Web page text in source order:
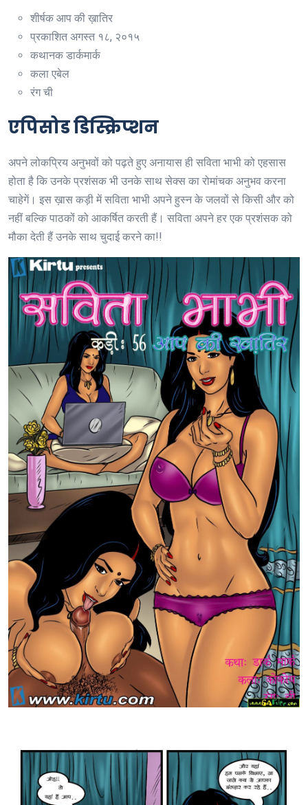
शीर्षक आप की ख़ातिर
प्रकाशित अगस्त १८, २०१५
कथानक डार्कमार्क
कला एबेल
रंगची
एपिसोड डिस्क्रिप्शन
अपने लोकप्रिय अनुभवों को पढ़ते हुए अनायास ही सविता भाभी को एहसास
होता है कि उनके प्रशंसक भी उनके साथ सेक्स का रोमांचक अनुभव करना
चाहेगें। इस ख़ास कड़ी में सविता भाभी अपने हुस्न के जलवों से किसी और को
नहीं बल्कि पाठकों को आकर्षित करती हैं। सविता अपने हर एक प्रशंसक को
मौका देती हैं उनके साथ चुदाई करने का!!